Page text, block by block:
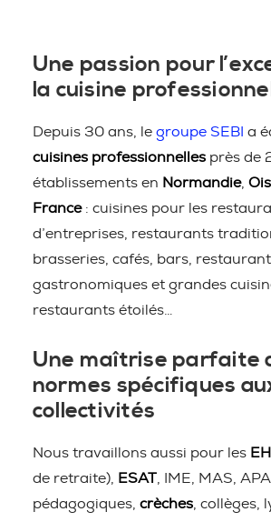
Une passion pour
la cuisine
Depuis 30 ans, le groupe SEBI a
cuisines professionnelles près de
établissements en Normandie,
France: cuisines pour les
d’entreprises, restaurants
brasseries, cafés, bars,
gastronomiques et grandes
restaurants étoilés…
Une maîtrise parfaite
normes spécifiques
collectivités
Nous travaillons aussi pour les
de retraite),
ESAT , IME, MAS,
pédagogiques, crèches , collèges,